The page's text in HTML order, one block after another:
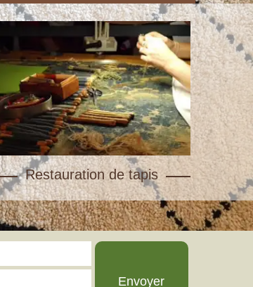
Restauration de tapis